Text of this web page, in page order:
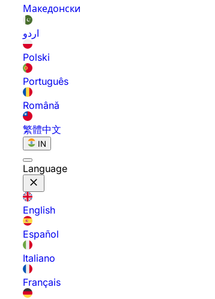
Македонски
اردو
Polski
Português
Română
繁體中文
IN
Language
English
Español
Italiano
Français